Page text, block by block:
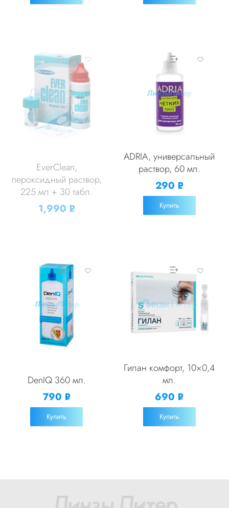
EverClean,
пероксидный раствор,
225 мл + 30 табл.
1,990 Р
ADRIA, универсальный
раствор, 60 мл.
290 Р
УБ.
Купить
DenIQ 360 мл.
790 Р
УБ.
Купить
Гилан комфорт, 10×0,4
мл.
690 Р
УБ.
Купить